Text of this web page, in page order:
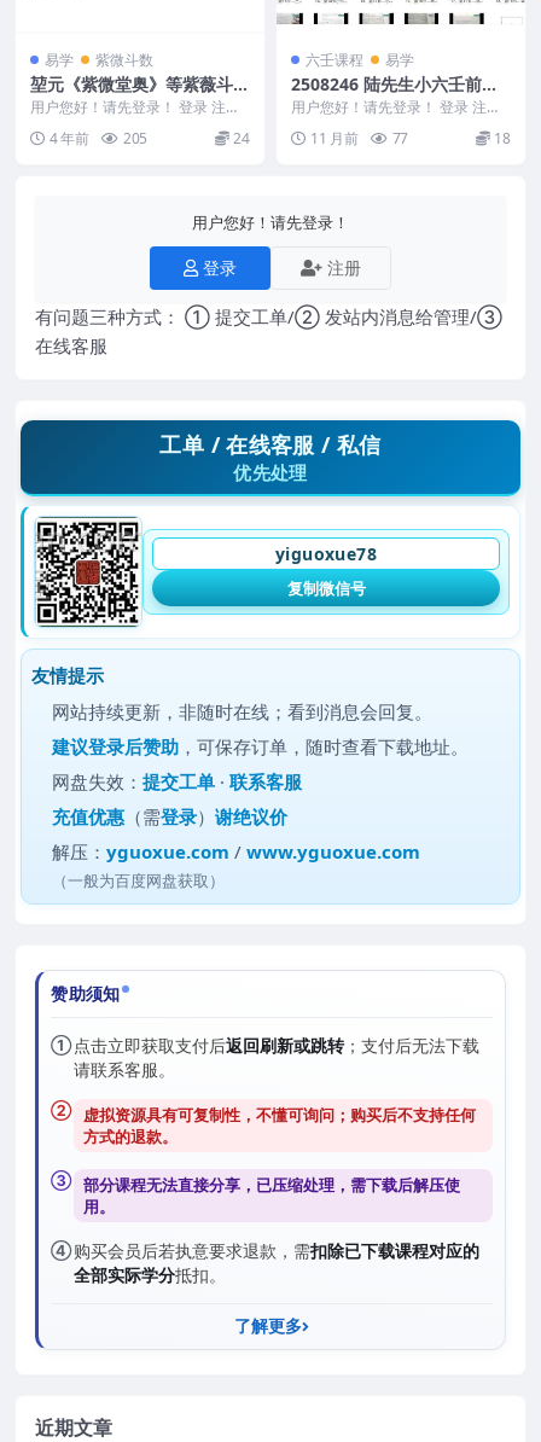
易学 紫微斗数
堃元《紫微堂奥》等紫薇斗数
书籍13本PDF全集
用户您好！请先登录！ 登录 注册
堃元《紫微堂奥》等紫薇斗数书籍
13本PDF全集...
4 年前 205 24
六壬课程 易学
2508246 陆先生小六壬前马‬
课 23视节‬频课Y
用户您好！请先登录！ 登录 注册
陆先生小六壬前马‬课 23视节‬频课Y
250...11 月前 77 18
用户您好！请先登录！
登录 注册
有问题三种方式： ① 提交工单/② 发站内消息给管理/③
在线客服
工单 / 在线客服 / 私信
优先处理
yiguoxue78
复制微信号
友情提示
网站持续更新，非随时在线；看到消息会回复。
建议登录后赞助 ，可保存订单，随时查看下载地址。
网盘失效：提交工单 ·联系客服
充值优惠 （需登录）谢绝议价
解压：yguoxue.com /www.yguoxue.com
（一般为百度网盘获取）
赞助须知
①点击立即获取支付后返回刷新或跳转；支付后无法下载
请联系客服。
② 虚拟资源具有可复制性，不懂可询问；购买后不支持任何
方式的退款。
③ 部分课程无法直接分享，已压缩处理，需下载后解压使
用。
④购买会员后若执意要求退款，需扣除已下载课程对应的
全部实际学分抵扣。
了解更多
近期文章